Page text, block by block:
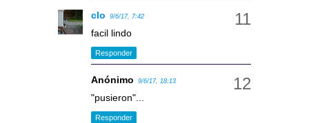
clo 9/6/17, 7:42
facil lindo
Responder
Anónimo 9/6/17, 18:13
"pusieron"...
Responder